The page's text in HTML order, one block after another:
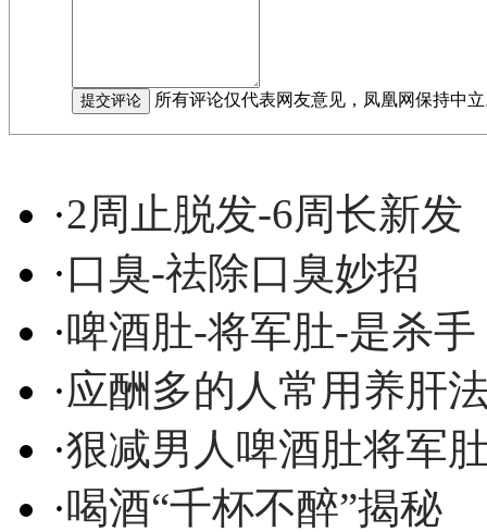
所有评论仅代表网友意见，凤凰网保持中
·2周止脱发-6周长新发
·口臭-祛除口臭妙招
·啤酒肚-将军肚-是杀手
·应酬多的人常用养肝
·狠减男人啤酒肚将军
·喝酒“千杯不醉”揭秘